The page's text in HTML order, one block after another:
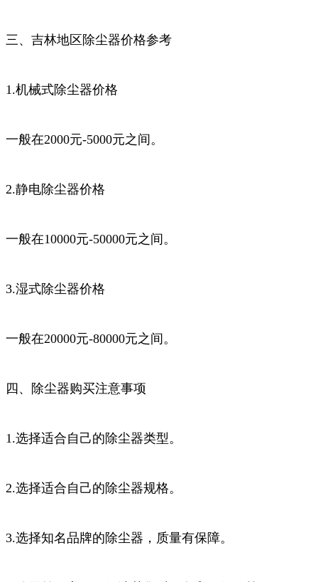
三、吉林地区除尘器价格参考
1.机械式除尘器价格
一般在2000元-5000元之间。
2.静电除尘器价格
一般在10000元-50000元之间。
3.湿式除尘器价格
一般在20000元-80000元之间。
四、除尘器购买注意事项
1.选择适合自己的除尘器类型。
2.选择适合自己的除尘器规格。
3.选择知名品牌的除尘器，质量有保障。